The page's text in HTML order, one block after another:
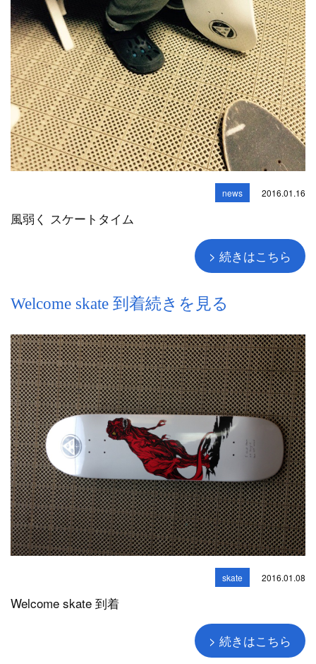
news 2016.01.16
風弱く スケートタイム
> 続きはこちら
Welcome skate 到着続きを見る
skate 2016.01.08
Welcome skate 到着
> 続きはこちら